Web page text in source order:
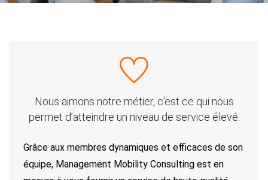
Nous aimons notre métier, c’est ce qui nous
permet d’atteindre un niveau de service élevé.
Grâce aux membres dynamiques et efficaces de son
équipe, Management Mobility Consulting est en